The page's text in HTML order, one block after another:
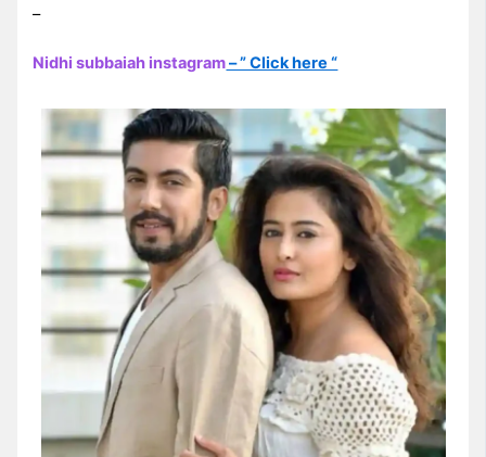
–
Nidhi subbaiah instagram– ” Click here “